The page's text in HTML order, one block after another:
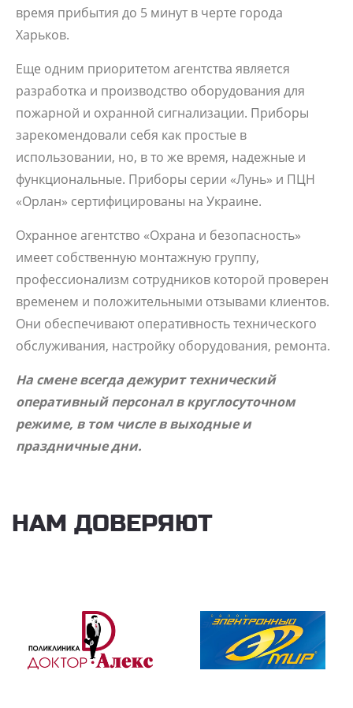
время прибытия до 5 минут в черте города
Харьков.
Еще одним приоритетом агентства является
разработка и производство оборудования для
пожарной и охранной сигнализации. Приборы
зарекомендовали себя как простые в
использовании, но, в то же время, надежные и
функциональные. Приборы серии «Лунь» и ПЦН
«Орлан» сертифицированы на Украине.
Охранное агентство «Охрана и безопасность»
имеет собственную монтажную группу,
профессионализм сотрудников которой проверен
временем и положительными отзывами клиентов.
Они обеспечивают оперативность технического
обслуживания, настройку оборудования, ремонта.
На смене всегда дежурит технический
оперативный персонал в круглосуточном
режиме, в том числе в выходные и
праздничные дни.
НАМ ДОВЕРЯЮТ